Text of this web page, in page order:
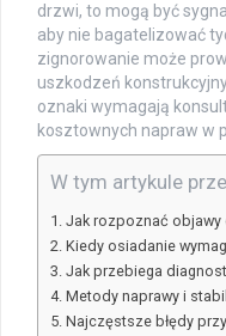
drzwi, to mogą być
aby nie bagatelizować
zignorowanie może
uszkodzeń
oznaki wymagają
kosztownych napraw w
W tym artykule
Jak rozpoznać objawy
Kiedy osiadanie
Jak przebiega
Metody naprawy i
Najczęstsze błędy